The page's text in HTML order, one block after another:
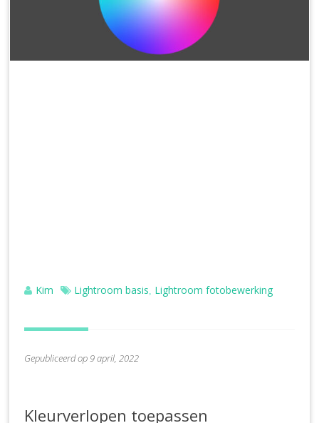
Kim Lightroom basis Lightroom fotobewerking
Gepubliceerd op 9 april, 2022
Kleurverlopen toepassen